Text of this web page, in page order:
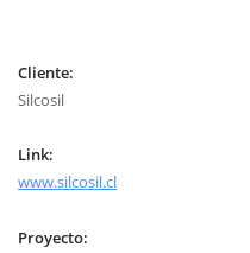
Cliente:
Silcosil
Link:
www.silcosil.cl
Proyecto: